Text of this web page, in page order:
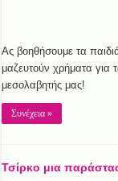
Ας βοηθήσουμε τα
μαζευτούν χρήματα για
μεσολαβητής μας!
Συνέχεια »
Τσίρκο μια